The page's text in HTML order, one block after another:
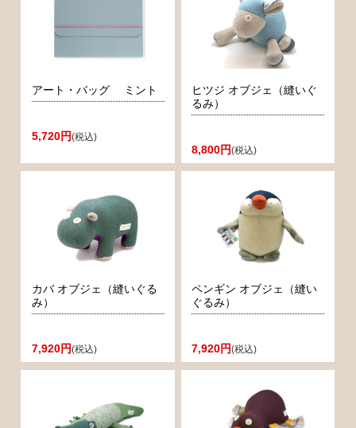
アート・バッグ ミント
5,720円(税込)
ヒツジ オブジェ（縫いぐ
るみ）
8,800円(税込)
カバ オブジェ（縫いぐる
み）
7,920円(税込)
ペンギン オブジェ（縫い
ぐるみ）
7,920円(税込)